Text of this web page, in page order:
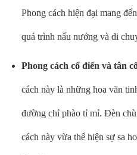
Phong cách hiện đại mang
quá trình nấu nướng và di
Phong cách cổ điển và tân
cách này là những hoa văn
đường chỉ phào tỉ mỉ. Đèn
cách này vừa thể hiện sự sa